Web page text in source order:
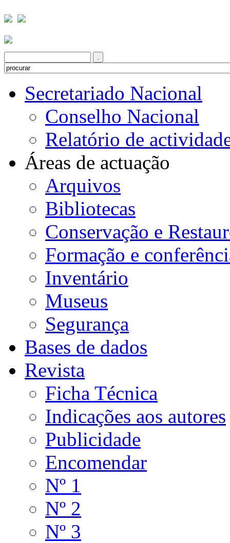
Secretariado Nacional
Conselho Nacional
Relatório de
Áreas de actuação
Arquivos
Bibliotecas
Conservação e
Formação e
Inventário
Museus
Segurança
Bases de dados
Revista
Ficha Técnica
Indicações aos autores
Publicidade
Encomendar
Nº 1
Nº 2
Nº 3